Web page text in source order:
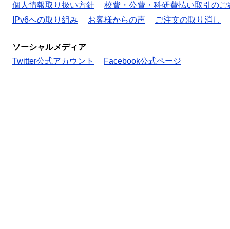
個人情報取り扱い方針
校費・公費・科研費払い取引のご
IPv6への取り組み
お客様からの声 ご注文の取り消し
ソーシャルメディア
Twitter公式アカウント
Facebook公式ページ